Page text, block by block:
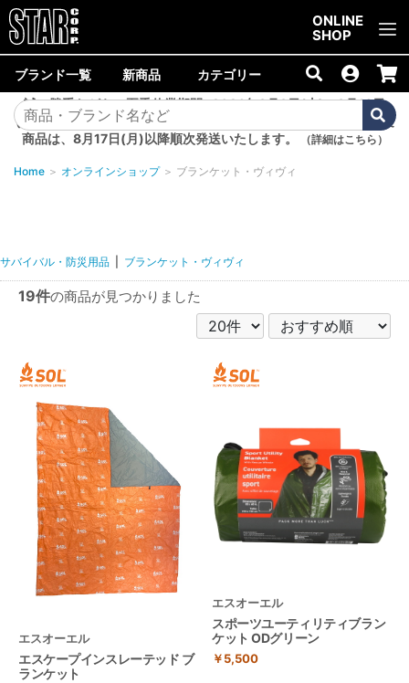
ONLINE
SHOP
ブランド一覧 新商品 カテゴリー
誠に勝手ながら、夏季休業期間<2026年8月8日(土)～8月16日
(日)>中は商品の発送を休止いたします。8月7日(金)以降のご注文
商品は、8月17日(月)以降順次発送いたします。
（詳細はこちら）
Home ＞ オンラインショップ ＞ ブランケット・ヴィヴィ
サバイバル・防災用品 ブランケット・ヴィヴィ
19件の商品が見つかりました
エスオーエル
エスケープインスレーテッド ブ
ランケット
エスオーエル
スポーツユーティリティブラン
ケット ODグリーン
￥5,500